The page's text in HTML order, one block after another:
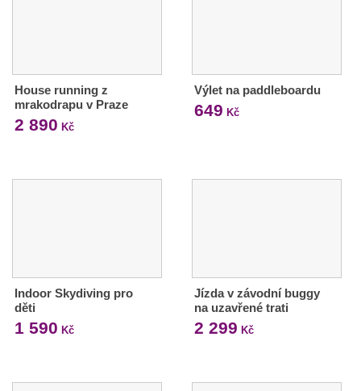
House running z
mrakodrapu v Praze
2 890 Kč
Výlet na paddleboardu
649 Kč
Indoor Skydiving pro
děti
1 590 Kč
Jízda v závodní buggy
na uzavřené trati
2 299 Kč